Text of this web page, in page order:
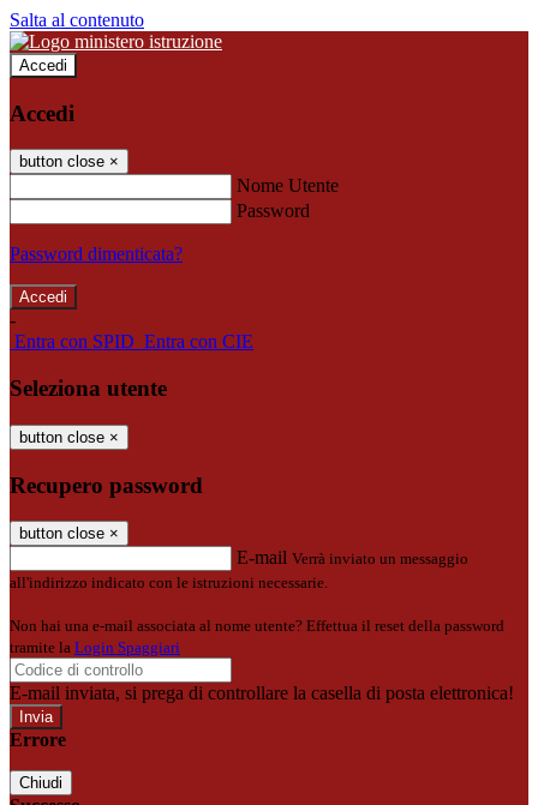
Salta al contenuto
Accedi
Accedi
button close ×
Nome Utente
Password
Password dimenticata?
-
Entra con SPID Entra con CIE
Seleziona utente
button close ×
Recupero password
button close ×
E-mail Verrà inviato un messaggio
all'indirizzo indicato con le istruzioni necessarie.
Non hai una e-mail associata al nome utente? Effettua il reset della password
tramite la Login Spaggiari
E-mail inviata, si prega di controllare la casella di posta elettronica!
Errore
Chiudi